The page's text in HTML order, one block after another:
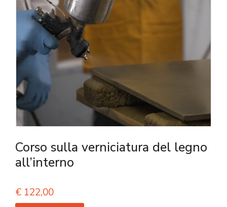
Corso sulla verniciatura del legno
all’interno
€ 122,00